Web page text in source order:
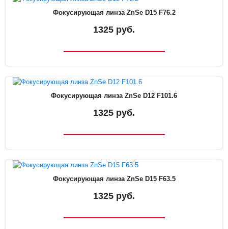
Фокусирующая линза ZnSe D15 F76.2
1325 руб.
Фокусирующая линза ZnSe D12 F101.6
1325 руб.
Фокусирующая линза ZnSe D15 F63.5
1325 руб.